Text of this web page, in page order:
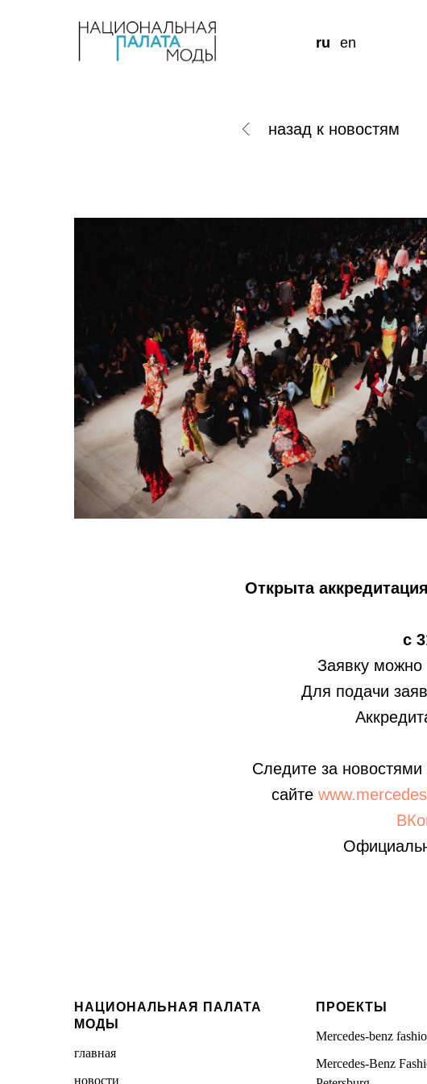
ru en
назад к новостям
Открыта аккредитация
с
Заявку можно
Для подачи
Следите за
сайте
НАЦИОНАЛЬНАЯ ПАЛАТА
МОДЫ
главная
новости
ПРОЕКТЫ
Mercedes-benz
Mercedes-Benz